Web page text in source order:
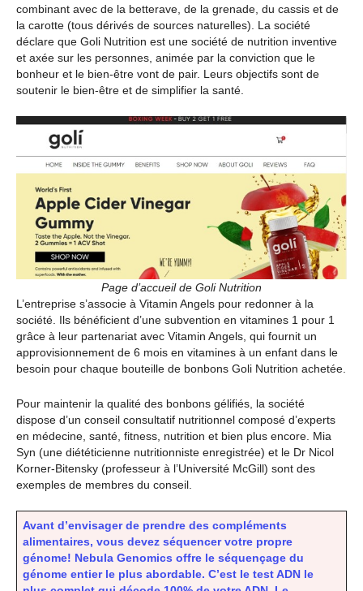
combinant avec de la betterave, de la grenade, du cassis et de
la carotte (tous dérivés de sources naturelles). La société
déclare que Goli Nutrition est une société de nutrition inventive
et axée sur les personnes, animée par la conviction que le
bonheur et le bien-être vont de pair. Leurs objectifs sont de
soutenir le bien-être et de simplifier la santé.
Page d’accueil de Goli Nutrition
L’entreprise s’associe à Vitamin Angels pour redonner à la
société. Ils bénéficient d’une subvention en vitamines 1 pour 1
grâce à leur partenariat avec Vitamin Angels, qui fournit un
approvisionnement de 6 mois en vitamines à un enfant dans le
besoin pour chaque bouteille de bonbons Goli Nutrition achetée.
Pour maintenir la qualité des bonbons gélifiés, la société
dispose d’un conseil consultatif nutritionnel composé d’experts
en médecine, santé, fitness, nutrition et bien plus encore. Mia
Syn (une diététicienne nutritionniste enregistrée) et le Dr Nicol
Korner-Bitensky (professeur à l’Université McGill) sont des
exemples de membres du conseil.
Avant d’envisager de prendre des compléments
alimentaires, vous devez séquencer votre propre
génome! Nebula Genomics offre le séquençage du
génome entier le plus abordable. C’est le test ADN le